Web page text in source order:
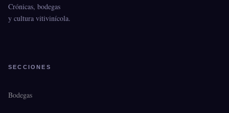
Crónicas, bodegas
y cultura vitivinícola.
SECCIONES
Bodegas